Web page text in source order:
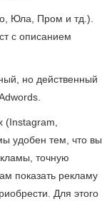
Юла, Пром и тд.).
с описанием
но действенный
(Instagram,
удобен тем, что вы
точную
показать рекламу
Для этого